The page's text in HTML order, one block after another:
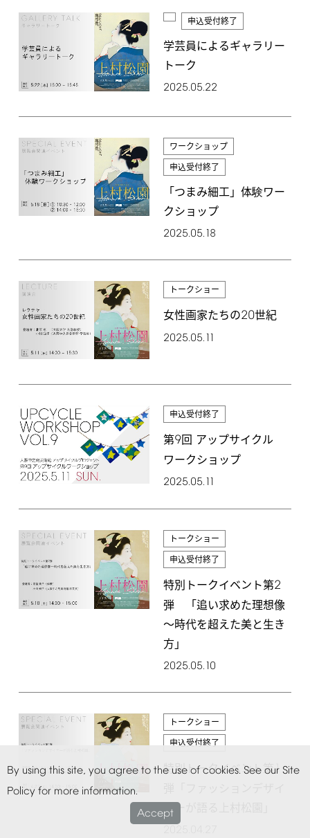
By using this site, you agree to the use of cookies. See our Site
Policy for more information.
Accept
申込受付終了
学芸員によるギャラリー
トーク
2025.05.22
ワークショップ
申込受付終了
「つまみ細工」体験ワー
クショップ
2025.05.18
トークショー
女性画家たちの20世紀
2025.05.11
申込受付終了
第9回 アップサイクル
ワークショップ
2025.05.11
トークショー
申込受付終了
特別トークイベント第2
弾 「追い求めた理想像
～時代を超えた美と生き
方」
2025.05.10
トークショー
申込受付終了
特別トークイベント第1
ナーが語る上村松園」